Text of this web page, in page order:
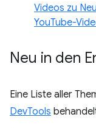
Videos zu
YouTube-
Neu in den
Eine Liste aller
DevTools